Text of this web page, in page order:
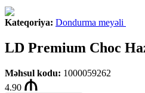
Kateqoriya: Dondurma meyəli
LD Premium Choc
Məhsul kodu: 1000059262
4.90